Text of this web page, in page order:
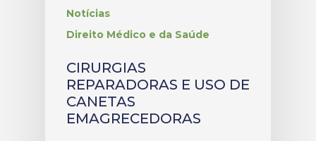
Notícias
Direito Médico e da Saúde
CIRURGIAS
REPARADORAS E USO DE
CANETAS
EMAGRECEDORAS